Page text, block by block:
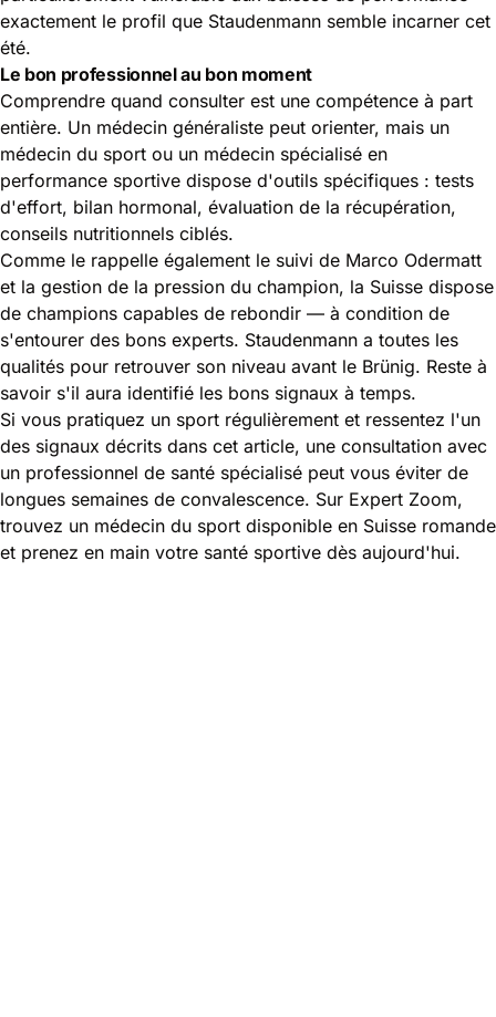
exactement le profil que Staudenmann semble incarner cet
été.
Le bon professionnel au bon moment
Comprendre quand consulter est une compétence à part
entière. Un médecin généraliste peut orienter, mais un
médecin du sport ou un médecin spécialisé en
performance sportive dispose d'outils spécifiques : tests
d'effort, bilan hormonal, évaluation de la récupération,
conseils nutritionnels ciblés.
Comme le rappelle également le suivi de Marco Odermatt
et la gestion de la pression du champion, la Suisse dispose
de champions capables de rebondir — à condition de
s'entourer des bons experts. Staudenmann a toutes les
qualités pour retrouver son niveau avant le Brünig. Reste à
savoir s'il aura identifié les bons signaux à temps.
Si vous pratiquez un sport régulièrement et ressentez l'un
des signaux décrits dans cet article, une consultation avec
un professionnel de santé spécialisé peut vous éviter de
longues semaines de convalescence. Sur Expert Zoom,
trouvez un médecin du sport disponible en Suisse romande
et prenez en main votre santé sportive dès aujourd'hui.